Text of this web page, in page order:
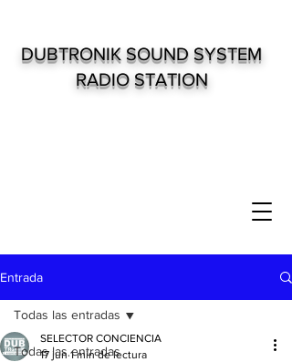
DUBTRONIK SOUND SYSTEM
RADIO STATION
Entrada
Todas las entradas
Todas las entradas
SELECTOR CONCIENCIA
17 jun 1 min de lectura